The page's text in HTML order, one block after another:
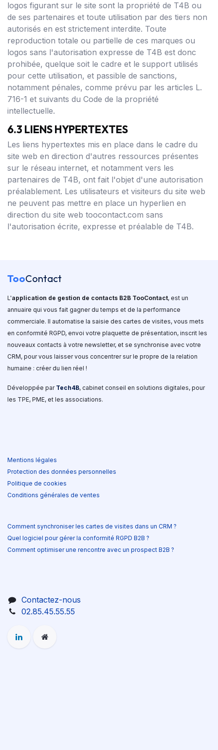
logos figurant sur le site sont la propriété de T4B ou
de ses partenaires et toute utilisation par des tiers non
autorisés en est strictement interdite. Toute
reproduction totale ou partielle de ces marques ou
logos sans l'autorisation expresse de T4B est donc
prohibée, quelque soit le cadre et le support utilisés
pour cette utilisation, et passible de sanctions,
notamment pénales, comme prévu par les articles L.
716-1 et suivants du Code de la propriété
intellectuelle.
6.3 LIENS HYPERTEXTES
Les liens hypertextes mis en place dans le cadre du
site web en direction d'autres ressources présentes
sur le réseau internet, et notamment vers les
partenaires de T4B, ont fait l'objet d'une autorisation
préalablement. Les utilisateurs et visiteurs du site web
ne peuvent pas mettre en place un hyperlien en
direction du site web toocontact.com sans
l'autorisation écrite, expresse et préalable de T4B.
TooContact
L'application de gestion de contacts B2B TooContact, est un
annuaire qui vous fait gagner du temps et de la performance
commerciale. Il automatise la saisie des cartes de visites, vous mets
en conformité RGPD, envoi votre plaquette de présentation, inscrit les
nouveaux contacts à votre newsletter, et se synchronise avec votre
CRM, pour vous laisser vous concentrer sur le propre de la relation
humaine : créer du lien réel !
Développée par Tech4B, cabinet conseil en solutions digitales, pour
les TPE, PME, et les associations.
Mentions légales
Protection des données personnelles
Politique de cookies
Conditions générales de ventes
Comment synchroniser les cartes de visites dans un CRM ?
Quel logiciel pour gérer la conformité RGPD B2B ?
Comment optimiser une rencontre avec un prospect B2B ?
Contactez-nous
02.85.45.55.55